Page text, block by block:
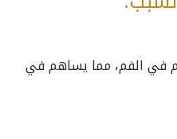
في الفم، مما يساهم في